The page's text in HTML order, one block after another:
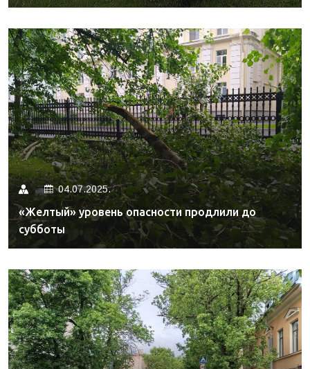
04.07.2025.
«Желтый» уровень опасности продлили до
субботы